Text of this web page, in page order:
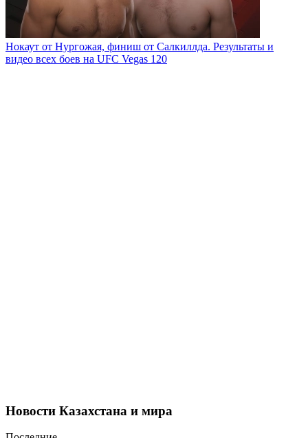
Нокаут от Нургожая, финиш от Салкиллда. Результаты и
видео всех боев на UFC Vegas 120
Новости Казахстана и мира